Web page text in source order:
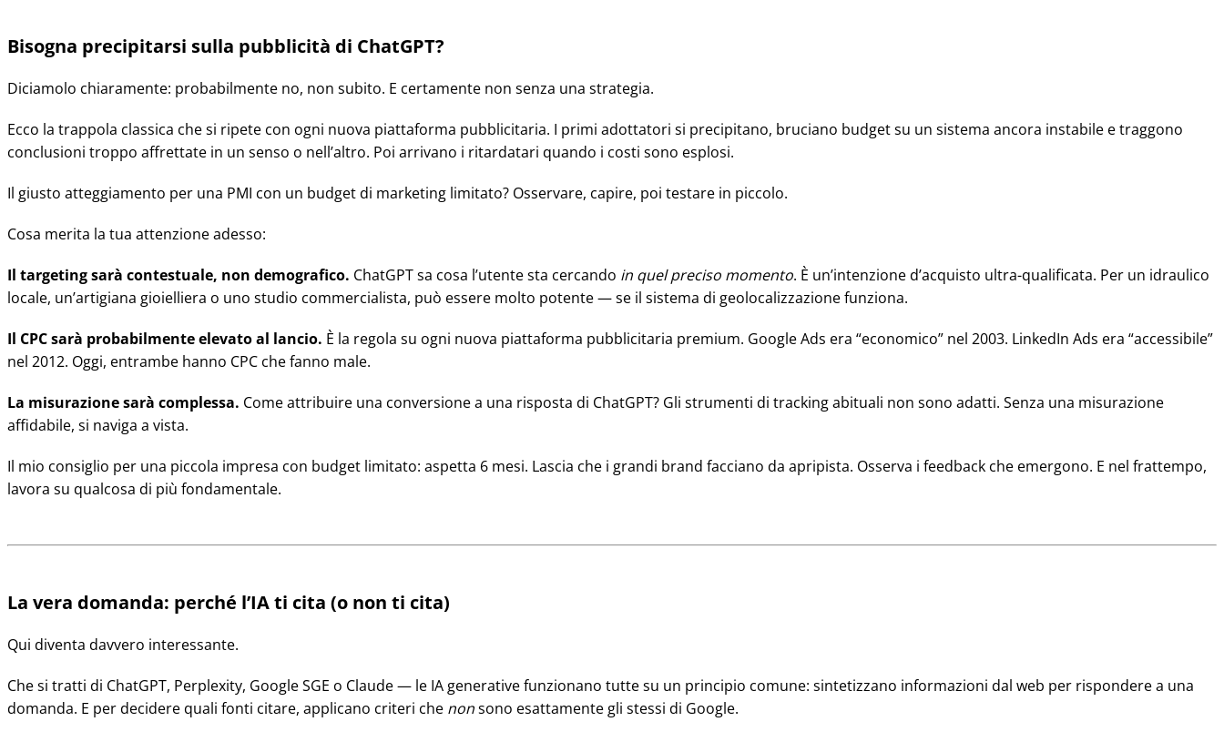
Bisogna precipitarsi sulla pubblicità di ChatGPT?
Diciamolo chiaramente: probabilmente no, non subito. E certamente non senza una strategia.
Ecco la trappola classica che si ripete con ogni nuova piattaforma pubblicitaria. I primi adottatori si precipitano, bruciano budget su un sistema ancora instabile e traggono
conclusioni troppo affrettate in un senso o nell’altro. Poi arrivano i ritardatari quando i costi sono esplosi.
Il giusto atteggiamento per una PMI con un budget di marketing limitato? Osservare, capire, poi testare in piccolo.
Cosa merita la tua attenzione adesso:
Il targeting sarà contestuale, non demografico. ChatGPT sa cosa l’utente sta cercando in quel preciso momento. È un’intenzione d’acquisto ultra-qualificata. Per un idraulico
locale, un’artigiana gioielliera o uno studio commercialista, può essere molto potente — se il sistema di geolocalizzazione funziona.
Il CPC sarà probabilmente elevato al lancio. È la regola su ogni nuova piattaforma pubblicitaria premium. Google Ads era “economico” nel 2003. LinkedIn Ads era “accessibile”
nel 2012. Oggi, entrambe hanno CPC che fanno male.
La misurazione sarà complessa. Come attribuire una conversione a una risposta di ChatGPT? Gli strumenti di tracking abituali non sono adatti. Senza una misurazione
affidabile, si naviga a vista.
Il mio consiglio per una piccola impresa con budget limitato: aspetta 6 mesi. Lascia che i grandi brand facciano da apripista. Osserva i feedback che emergono. E nel frattempo,
lavora su qualcosa di più fondamentale.
La vera domanda: perché l’IA ti cita (o non ti cita)
Qui diventa davvero interessante.
Che si tratti di ChatGPT, Perplexity, Google SGE o Claude — le IA generative funzionano tutte su un principio comune: sintetizzano informazioni dal web per rispondere a una
domanda. E per decidere quali fonti citare, applicano criteri che nonsono esattamente gli stessi di Google.